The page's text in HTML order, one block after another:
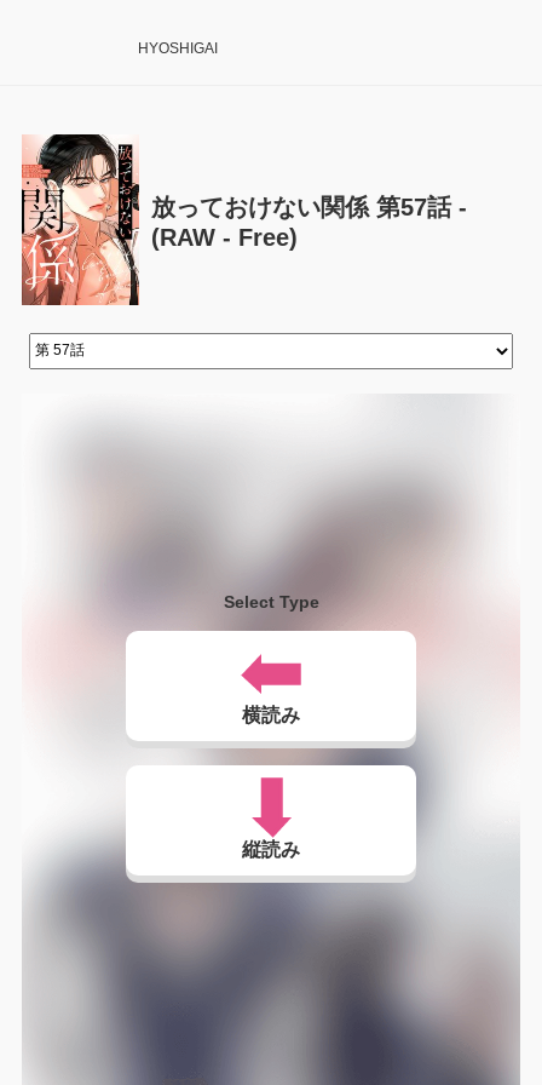
HYOSHIGAI
放っておけない関係 第57話 -
(RAW - Free)
Select Type
横読み
縦読み